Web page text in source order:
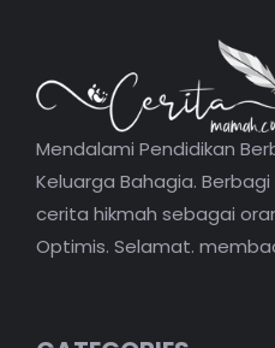
Mendalami Pendidikan
Keluarga Bahagia.
cerita hikmah sebagai
Optimis. Selamat.